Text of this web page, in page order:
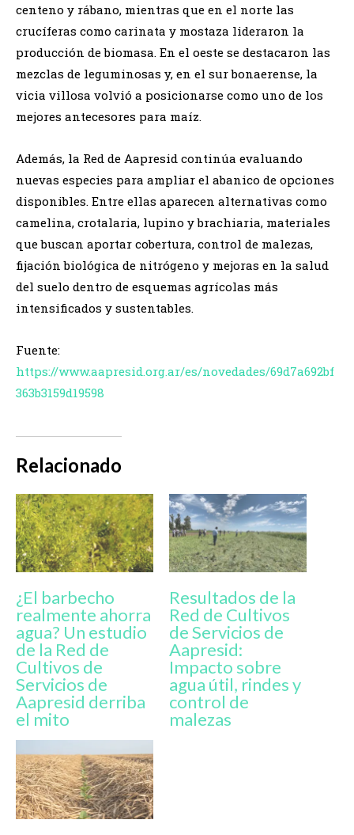
centeno y rábano, mientras que en el norte las
crucíferas como carinata y mostaza lideraron la
producción de biomasa. En el oeste se destacaron las
mezclas de leguminosas y, en el sur bonaerense, la
vicia villosa volvió a posicionarse como uno de los
mejores antecesores para maíz.
Además, la Red de Aapresid continúa evaluando
nuevas especies para ampliar el abanico de opciones
disponibles. Entre ellas aparecen alternativas como
camelina, crotalaria, lupino y brachiaria, materiales
que buscan aportar cobertura, control de malezas,
fijación biológica de nitrógeno y mejoras en la salud
del suelo dentro de esquemas agrícolas más
intensificados y sustentables.
Fuente:
https://www.aapresid.org.ar/es/novedades/69d7a692bf
363b3159d19598
Relacionado
¿El barbecho
realmente ahorra
agua? Un estudio
de la Red de
Cultivos de
Servicios de
Aapresid derriba
el mito
Resultados de la
Red de Cultivos
de Servicios de
Aapresid:
Impacto sobre
agua útil, rindes y
control de
malezas